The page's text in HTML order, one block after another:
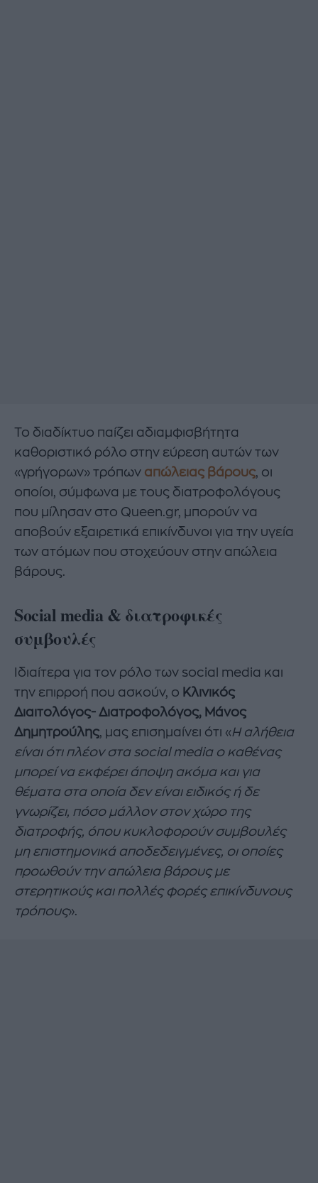
Το διαδίκτυο παίζει αδιαμφισβήτητα
καθοριστικό ρόλο στην εύρεση αυτών των
«γρήγορων» τρόπων απώλειας βάρους, οι
οποίοι, σύμφωνα με τους διατροφολόγους
που μίλησαν στο Queen.gr, μπορούν να
αποβούν εξαιρετικά επικίνδυνοι για την υγεία
των ατόμων που στοχεύουν στην απώλεια
βάρους.
Social media & διατροφικές
συμβουλές
Ιδιαίτερα για τον ρόλο των social media και
την επιρροή που ασκούν, ο Κλινικός
Διαιτολόγος- Διατροφολόγος, Μάνος
Δημητρούλης, μας επισημαίνει ότι «Η αλήθεια
είναι ότι πλέον στα social media ο καθένας
μπορεί να εκφέρει άποψη ακόμα και για
θέματα στα οποία δεν είναι ειδικός ή δε
γνωρίζει, πόσο μάλλον στον χώρο της
διατροφής, όπου κυκλοφορούν συμβουλές
μη επιστημονικά αποδεδειγμένες, οι οποίες
προωθούν την απώλεια βάρους με
στερητικούς και πολλές φορές επικίνδυνους
τρόπους».